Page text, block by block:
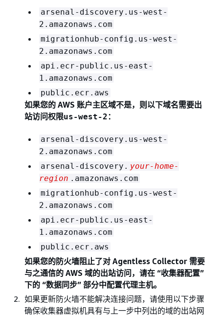
arsenal-discovery.us-west-
2.amazonaws.com
migrationhub-config.us-west-
2.amazonaws.com
api.ecr-public.us-east-
1.amazonaws.com
public.ecr.aws
如果您的 AWS 账户主区域不是，则以下域名需要出
站访问权限us-west-2：
arsenal-discovery.us-west-
2.amazonaws.com
arsenal-discovery. your-home-
region .amazonaws.com
migrationhub-config.us-west-
2.amazonaws.com
api.ecr-public.us-east-
1.amazonaws.com
public.ecr.aws
如果您的防火墙阻止了对 Agentless Collector 需要
与之通信的 AWS 域的出站访问，请在 “收集器配置”
下的 “数据同步” 部分中配置代理主机。
如果更新防火墙不能解决连接问题，请使用以下步骤
确保收集器虚拟机具有与上一步中列出的域的出站网